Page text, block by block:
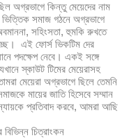
অগ্রভাগে কিন্তু মেয়েদের নাম
সমাজ গঠনে অগ্রভাগে
সহিংসতা, হুমকি রুখতে
এই ফোর্স ভিকটিম দের
পদক্ষেপ নেবে। একই সঙ্গে
স্কাউট টিমের মেয়েরাসহ
মেয়েরা অগ্রভাগে ছিলে তেমনি
মায়ের জাতি হিসেবে সম্মান
প্রতিবাদ করবে, আমরা আছি
চিত্রাংকন